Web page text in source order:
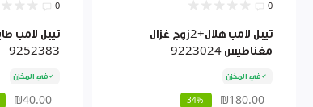
0
تيبل لامب هلال+2زوج غزال
مغناطيس 9223024
في المخزن
₪180.00
-34%
0
9252383
في المخزن
₪40.00